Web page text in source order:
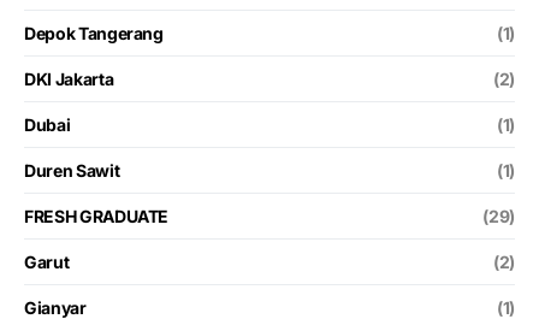
Depok Tangerang (1)
DKI Jakarta (2)
Dubai (1)
Duren Sawit (1)
FRESH GRADUATE (29)
Garut (2)
Gianyar (1)